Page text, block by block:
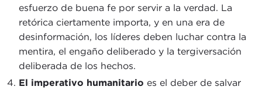
esfuerzo de buena fe por servir a la verdad. La
retórica ciertamente importa, y en una era de
desinformación, los líderes deben luchar contra la
mentira, el engaño deliberado y la tergiversación
deliberada de los hechos.
El imperativo humanitario es el deber de salvar